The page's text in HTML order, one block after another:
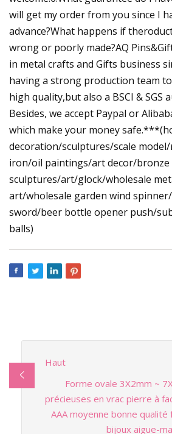
will get my order from you since I
advance?What happens if
wrong or poorly made?AQ
in metal crafts and Gifts business
having a strong production team
high quality,but also a BSCI & SGS
Besides, we accept Paypal or
which make your money
decoration/sculptures/scale
iron/oil paintings/art decor/bronze
sculptures/art/glock/wholesale
art/wholesale garden wind
sword/beer bottle opener push/
balls)
Haut
Forme ovale 3X2mm ~
précieuses en vrac pierre à
AAA moyenne bonne qualité
bijoux aigue-